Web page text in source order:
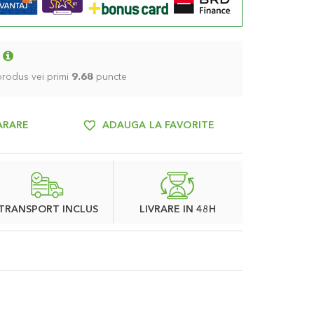
vei primi 9.68 puncte
ADAUGA LA FAVORITE
INCLUS LIVRARE IN 48H